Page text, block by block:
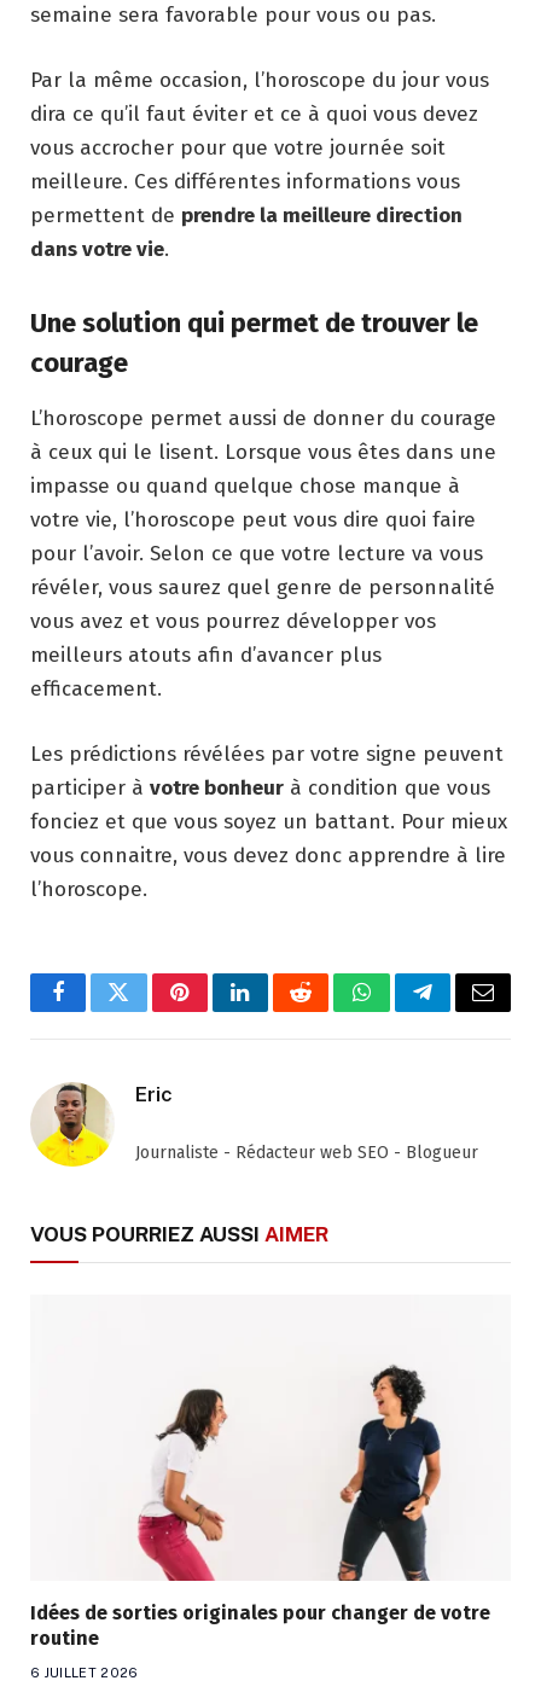
semaine sera favorable pour vous ou pas.
Par la même occasion, l’horoscope du jour vous
dira ce qu’il faut éviter et ce à quoi vous devez
vous accrocher pour que votre journée soit
meilleure. Ces différentes informations vous
permettent de prendre la meilleure direction
dans votre vie.
Une solution qui permet de trouver le
courage
L’horoscope permet aussi de donner du courage
à ceux qui le lisent. Lorsque vous êtes dans une
impasse ou quand quelque chose manque à
votre vie, l’horoscope peut vous dire quoi faire
pour l’avoir. Selon ce que votre lecture va vous
révéler, vous saurez quel genre de personnalité
vous avez et vous pourrez développer vos
meilleurs atouts afin d’avancer plus
efficacement.
Les prédictions révélées par votre signe peuvent
participer à votre bonheur à condition que vous
fonciez et que vous soyez un battant. Pour mieux
vous connaitre, vous devez donc apprendre à lire
l’horoscope.
FacebookTwitterPinterestLinkedInRedditWhatsAppTelegramEmail
Eric
Journaliste - Rédacteur web SEO - Blogueur
VOUS POURRIEZ AUSSI AIMER
Idées de sorties originales pour changer de votre
routine
6 JUILLET 2026